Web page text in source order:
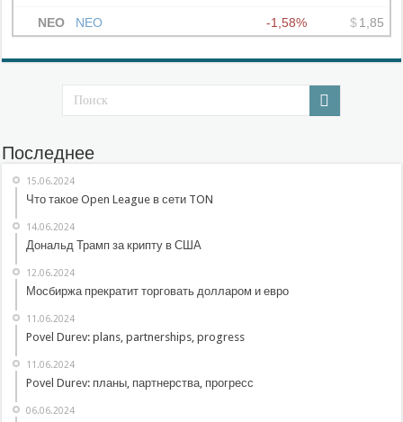
Последнее
15.06.2024
Что такое Open League в сети TON
14.06.2024
Дональд Трамп за крипту в США
12.06.2024
Мосбиржа прекратит торговать долларом и евро
11.06.2024
Povel Durev: plans, partnerships, progress
11.06.2024
Povel Durev: планы, партнерства, прогресс
06.06.2024